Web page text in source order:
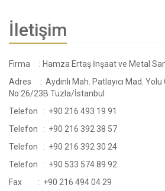
İletişim
Firma : Hamza Ertaş İnşaat ve Metal
Adres : Aydınlı Mah. Patlayıcı Mad. Yolu
No:26/23B Tuzla/İstanbul
Telefon : +90 216 493 19 91
Telefon : +90 216 392 38 57
Telefon : +90 216 392 30 24
Telefon : +90 533 574 89 92
Fax : +90 216 494 04 29